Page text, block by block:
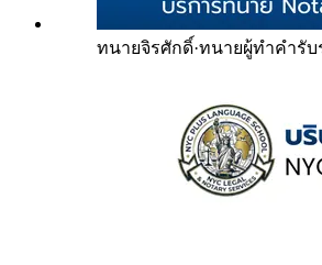
ทนายจิรศักดิ์·ทนายผู้ทำคำรับ